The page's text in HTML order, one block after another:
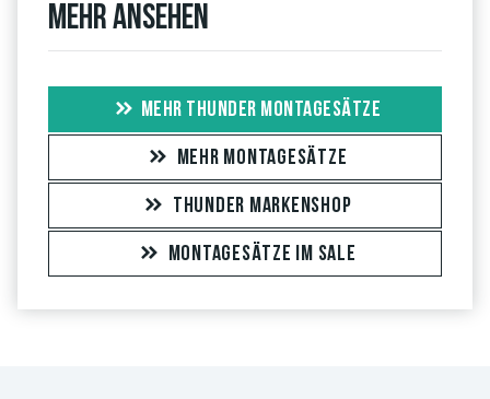
Mehr ansehen
MEHR THUNDER MONTAGESÄTZE
MEHR MONTAGESÄTZE
THUNDER MARKENSHOP
MONTAGESÄTZE IM SALE